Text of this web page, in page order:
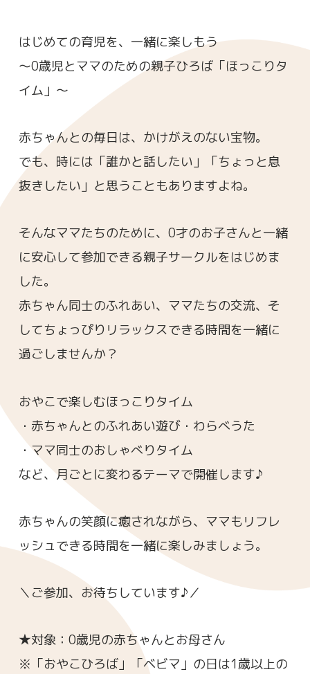
はじめての育児を、一緒に楽しもう
～0歳児とママのための親子ひろば「ほっこりタ
イム」～
赤ちゃんとの毎日は、かけがえのない宝物。
でも、時には「誰かと話したい」「ちょっと息
抜きしたい」と思うこともありますよね。
そんなママたちのために、0才のお子さんと一緒
に安心して参加できる親子サークルをはじめま
した。
赤ちゃん同士のふれあい、ママたちの交流、そ
してちょっぴりリラックスできる時間を一緒に
過ごしませんか？
おやこで楽しむほっこりタイム
・赤ちゃんとのふれあい遊び・わらべうた
・ママ同士のおしゃべりタイム
など、月ごとに変わるテーマで開催します♪
赤ちゃんの笑顔に癒されながら、ママもリフレ
ッシュできる時間を一緒に楽しみましょう。
＼ご参加、お待ちしています♪／
★対象：0歳児の赤ちゃんとお母さん
※「おやこひろば」「ベビマ」の日は1歳以上の